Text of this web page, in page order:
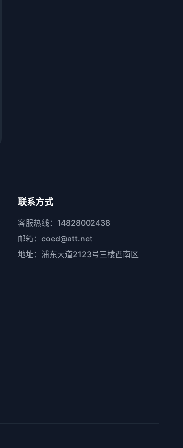
联系方式
客服热线：14828002438
邮箱：coed@att.net
地址：浦东大道2123号三楼西南区